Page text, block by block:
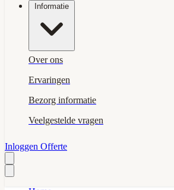
Informatie
Over ons
Ervaringen
Bezorg informatie
Veelgestelde vragen
Inloggen Offerte